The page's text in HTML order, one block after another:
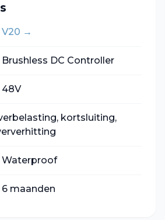
V20 →
Brushless DC Controller
48V
kortsluiting,
Waterproof
6 maanden